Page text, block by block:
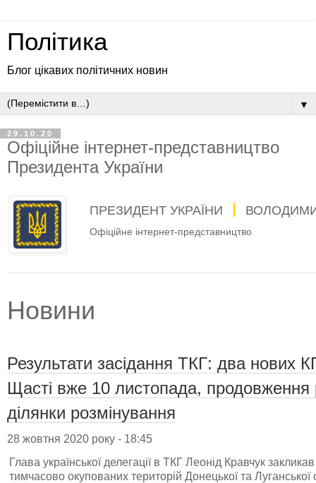
Політика
Блог цікавих політичних новин
▼
29.10.20
Офіційне інтернет-представництво
Президента України
ПРЕЗИДЕНТ УКРАЇНИ
Офіційне інтернет-представництво
Новини
Результати засідання ТКГ: два нових
Щасті вже 10 листопада, продовження
ділянки розмінування
28 жовтня 2020 року - 18:45
Глава української делегації в ТКГ Леонід Кравчук
тимчасово окупованих територій Донецької та